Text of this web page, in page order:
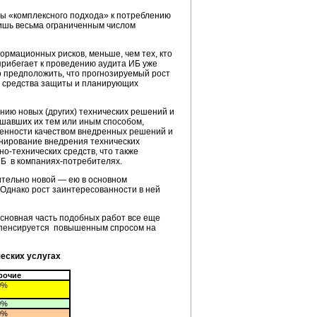
подхода» к потреблению
весьма ограниченным числом
рисков, меньше, чем тех, кто
к проведению аудита ИБ уже
что прогнозируемый рост
средства защиты и планирующих
новых (других) технических решений и
их тем или иным способом,
качеством внедренных решений и
внедрения технических
технических средств, что также
в компаниях-потребителях.
новой — ею в основном
рост заинтересованности в ней
часть подобных работ все еще
повышенным спросом на
услугах